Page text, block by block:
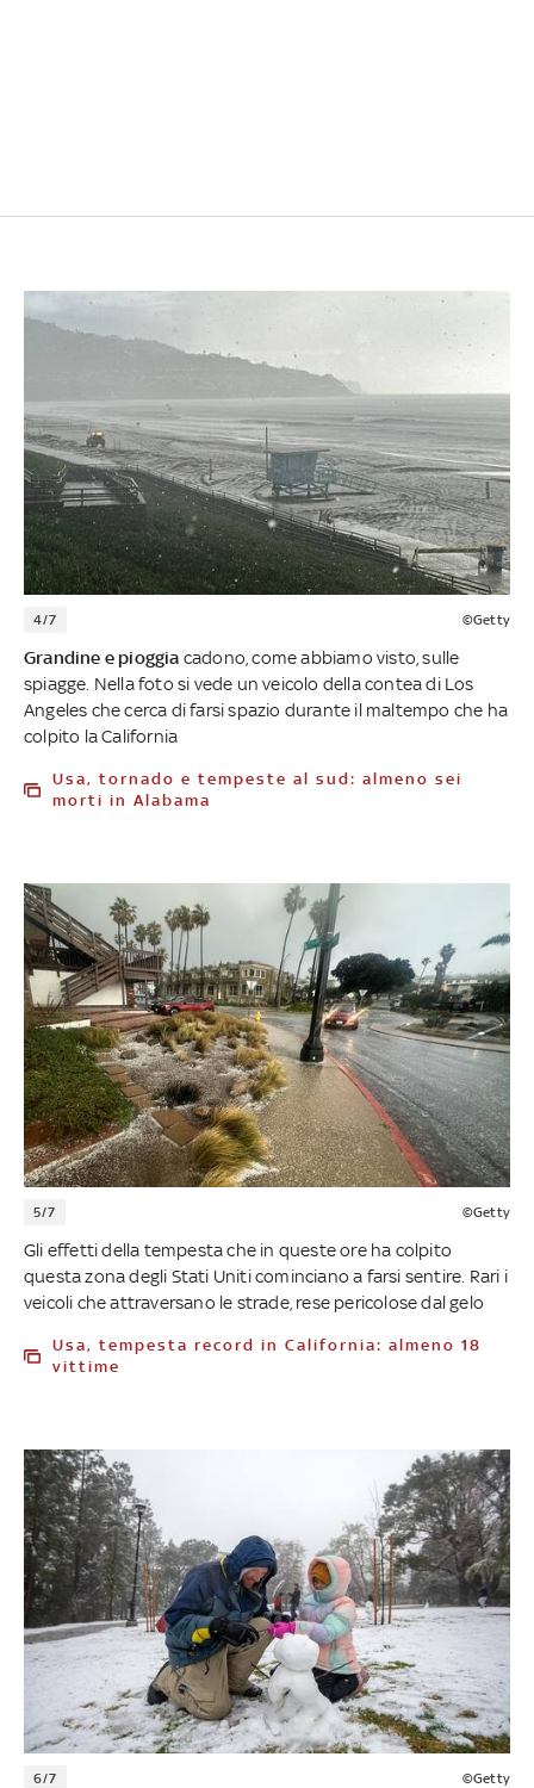
4/7 ©Getty
Grandine e pioggia cadono, come abbiamo visto, sulle
spiagge. Nella foto si vede un veicolo della contea di Los
Angeles che cerca di farsi spazio durante il maltempo che ha
colpito la California
Usa, tornado e tempeste al sud: almeno sei
morti in Alabama
5/7 ©Getty
Gli effetti della tempesta che in queste ore ha colpito
questa zona degli Stati Uniti cominciano a farsi sentire. Rari i
veicoli che attraversano le strade, rese pericolose dal gelo
Usa, tempesta record in California: almeno 18
vittime
6/7 ©Getty